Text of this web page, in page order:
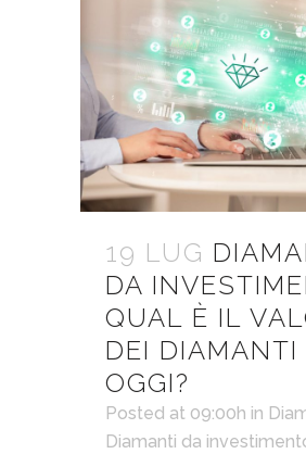
19 LUG
DA
QUAL È IL
DEI DIAMANTI
OGGI?
Posted at 09:00h in
Diamanti da